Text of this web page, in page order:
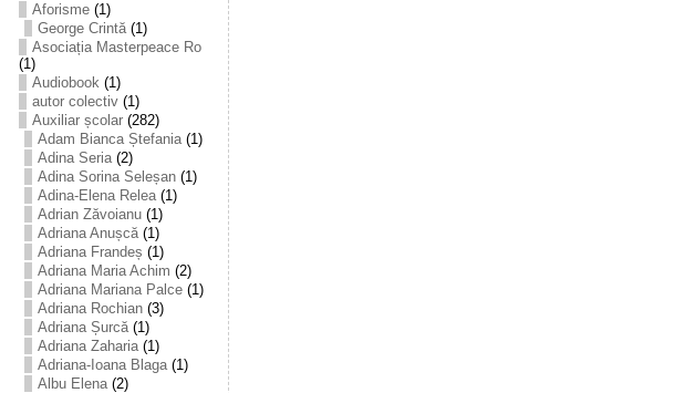
Aforisme(1)
George Crintă(1)
Asociația Masterpeace Ro
(1)
Audiobook(1)
autor colectiv(1)
Auxiliar școlar(282)
Adam Bianca Ștefania(1)
Adina Seria(2)
Adina Sorina Seleșan(1)
Adina-Elena Relea(1)
Adrian Zăvoianu(1)
Adriana Anușcă(1)
Adriana Frandeș (1)
Adriana Maria Achim (2)
Adriana Mariana Palce(1)
Adriana Rochian(3)
Adriana Șurcă(1)
Adriana Zaharia(1)
Adriana-Ioana Blaga(1)
Albu Elena(2)